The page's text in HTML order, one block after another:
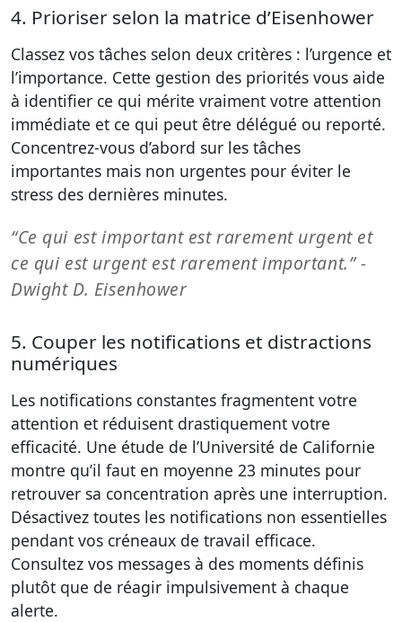
4. Prioriser selon la matrice d’Eisenhower
Classez vos tâches selon deux critères : l’urgence et
l’importance. Cette gestion des priorités vous aide
à identifier ce qui mérite vraiment votre attention
immédiate et ce qui peut être délégué ou reporté.
Concentrez-vous d’abord sur les tâches
importantes mais non urgentes pour éviter le
stress des dernières minutes.
“Ce qui est important est rarement urgent et
ce qui est urgent est rarement important.” -
Dwight D. Eisenhower
5. Couper les notifications et distractions
numériques
Les notifications constantes fragmentent votre
attention et réduisent drastiquement votre
efficacité. Une étude de l’Université de Californie
montre qu’il faut en moyenne 23 minutes pour
retrouver sa concentration après une interruption.
Désactivez toutes les notifications non essentielles
pendant vos créneaux de travail efficace.
Consultez vos messages à des moments définis
plutôt que de réagir impulsivement à chaque
alerte.